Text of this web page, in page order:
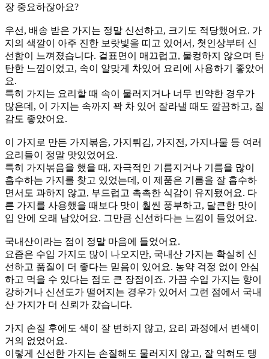
장 중요하잖아요?
우선, 배송 받은 가지는 정말 신선하고, 크기도 적당했어요. 가
지의 색깔이 아주 진한 보랏빛을 띠고 있어서, 첫인상부터 신
선함이 느껴졌습니다. 겉표면이 매끄럽고, 물컹하지 않으며 탄
탄한 느낌이었고, 속이 알맞게 차있어 요리에 사용하기 좋았어
요.
특히 가지는 요리할 때 속이 물러지거나 너무 빈약한 경우가
많은데, 이 가지는 속까지 꽉 차 있어 잘라낼 때도 깔끔하고, 질
감도 좋았어요.
이 가지로 만든 가지볶음, 가지튀김, 가지전, 가지나물 등 여러
요리들이 정말 맛있었어요.
특히 가지볶음을 했을 때, 자극적인 기름지거나 기름을 많이
흡수하는 가지를 찾고 있었는데, 이 제품은 기름을 잘 흡수하
면서도 과하지 않고, 부드럽고 촉촉한 식감이 유지됐어요. 다
른 가지를 사용했을 때보다 맛이 훨씬 풍부하고, 달큰한 맛이
입 안에 오래 남았어요. 그만큼 신선하다는 느낌이 들었어요.
국내산이라는 점이 정말 마음에 들었어요.
요즘은 수입 가지도 많이 나오지만, 국내산 가지는 확실히 신
선하고 품질이 더 좋다는 믿음이 있어요. 농약 걱정 없이 안심
하고 먹을 수 있다는 점도 큰 장점이죠. 가끔 수입 가지는 향이
강하거나 신선도가 떨어지는 경우가 있어서 그런 점에서 국내
산 가지가 더 신뢰가 갔습니다.
가지 손질 후에도 색이 잘 변하지 않고, 요리 과정에서 변색이
거의 없었어요.
이렇게 신선한 가지는 손질해도 물러지지 않고, 잘 익혀도 탱